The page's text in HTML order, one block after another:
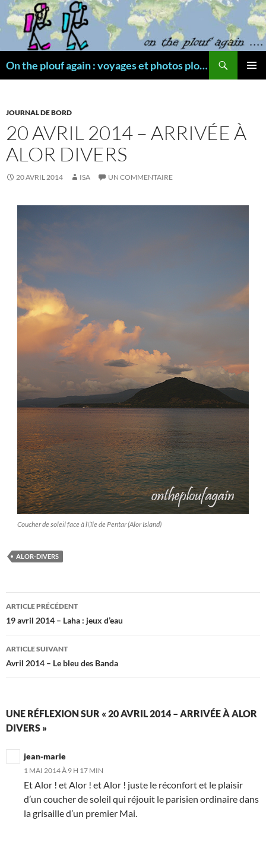
Aller
au
contenu
On the plouf again : voyages et photos plongée
JOURNAL DE BORD
20 AVRIL 2014 – ARRIVÉE À
ALOR DIVERS
20 AVRIL 2014 ISA UN COMMENTAIRE
Coucher de soleil face à l\’île de Pentar (Alor Island)
ALOR-DIVERS
Navigation
des
articles
ARTICLE PRÉCÉDENT
19 avril 2014 – Laha : jeux d’eau
ARTICLE SUIVANT
Avril 2014 – Le bleu des Banda
UNE RÉFLEXION SUR « 20 AVRIL 2014 – ARRIVÉE À ALOR
DIVERS »
jean-marie
1 MAI 2014 À 9 H 17 MIN
Et Alor ! et Alor ! et Alor ! juste le réconfort et le plaisir
d’un coucher de soleil qui réjouit le parisien ordinaire dans
la grisaille d’un premier Mai.